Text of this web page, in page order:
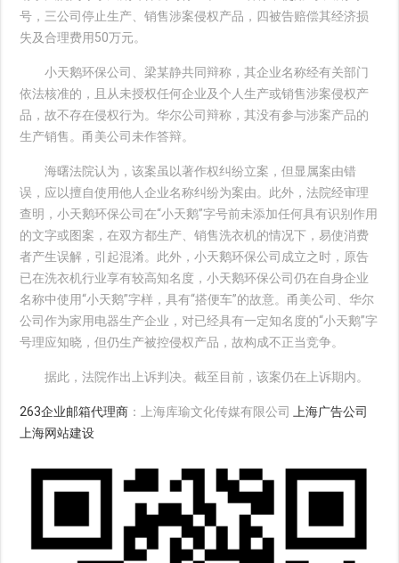
号，三公司停止生产、销售涉案侵权产品，四被告赔偿其经济损
失及合理费用50万元。
小天鹅环保公司、梁某静共同辩称，其企业名称经有关部门
依法核准的，且从未授权任何企业及个人生产或销售涉案侵权产
品，故不存在侵权行为。华尔公司辩称，其没有参与涉案产品的
生产销售。甬美公司未作答辩。
海曙法院认为，该案虽以著作权纠纷立案，但显属案由错
误，应以擅自使用他人企业名称纠纷为案由。此外，法院经审理
查明，小天鹅环保公司在“小天鹅”字号前未添加任何具有识别作用
的文字或图案，在双方都生产、销售洗衣机的情况下，易使消费
者产生误解，引起混淆。此外，小天鹅环保公司成立之时，原告
已在洗衣机行业享有较高知名度，小天鹅环保公司仍在自身企业
名称中使用“小天鹅”字样，具有“搭便车”的故意。甬美公司、华尔
公司作为家用电器生产企业，对已经具有一定知名度的“小天鹅”字
号理应知晓，但仍生产被控侵权产品，故构成不正当竞争。
据此，法院作出上诉判决。截至目前，该案仍在上诉期内。
263企业邮箱代理商 ：上海库瑜文化传媒有限公司
上海广告公司
上海网站建设